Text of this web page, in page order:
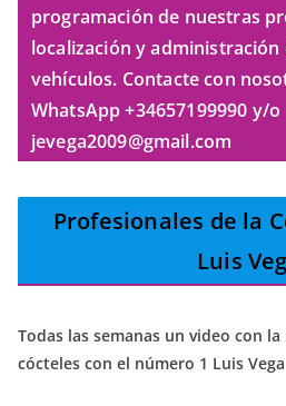
programación de nuestras
localización y administración
vehículos. Contacte con
WhatsApp +34657199990 y/o
jevega2009@gmail.com
Profesionales de la
Luis
Todas las semanas un video con
cócteles con el número 1 Luis Vega